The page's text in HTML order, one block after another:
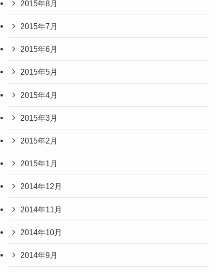
2015年8月
2015年7月
2015年6月
2015年5月
2015年4月
2015年3月
2015年2月
2015年1月
2014年12月
2014年11月
2014年10月
2014年9月